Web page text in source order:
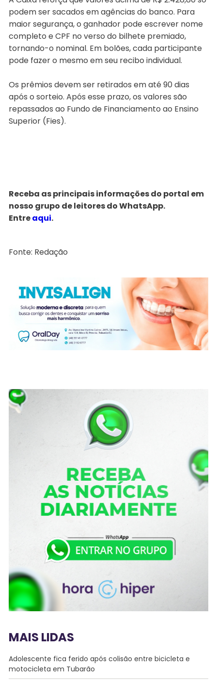
podem ser sacados em agências do banco. Para
maior segurança, o ganhador pode escrever nome
completo e CPF no verso do bilhete premiado,
tornando-o nominal. Em bolões, cada participante
pode fazer o mesmo em seu recibo individual.
Os prêmios devem ser retirados em até 90 dias
após o sorteio. Após esse prazo, os valores são
repassados ao Fundo de Financiamento ao Ensino
Superior (Fies).
Receba as principais informações do portal em
nosso grupo de leitores do WhatsApp.
Entreaqui.
Fonte: Redação
MAIS LIDAS
Adolescente fica ferido após colisão entre bicicleta e
motocicleta em Tubarão